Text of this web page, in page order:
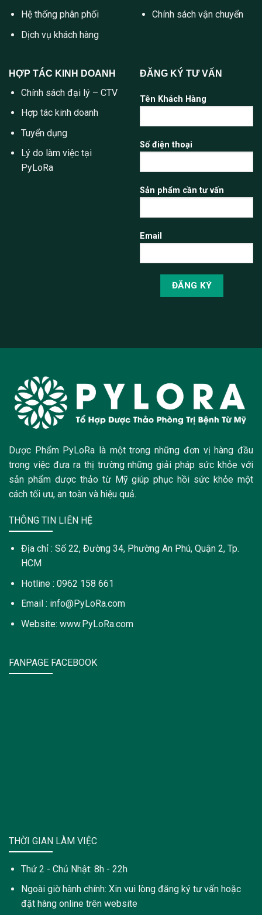
Hệ thống phân phối
Dịch vụ khách hàng
Chính sách vận chuyển
HỢP TÁC KINH DOANH
Chính sách đại lý – CTV
Hợp tác kinh doanh
Tuyển dụng
Lý do làm việc tại
PyLoRa
ĐĂNG KÝ TƯ VẤN
Tên Khách Hàng
Số điện thoại
Sản phẩm cần tư vấn
Email
Dược Phẩm PyLoRa là một trong những đơn vị hàng đầu
trong việc đưa ra thị trường những giải pháp sức khỏe với
sản phẩm dược thảo từ Mỹ giúp phục hồi sức khỏe một
cách tối ưu, an toàn và hiệu quả.
THÔNG TIN LIÊN HỆ
Địa chỉ : Số 22, Đường 34, Phường An Phú, Quận 2, Tp.
HCM
Hotline : 0962 158 661
Email : info@PyLoRa.com
Website: www.PyLoRa.com
FANPAGE FACEBOOK
THỜI GIAN LÀM VIỆC
Thứ 2 - Chủ Nhật: 8h - 22h
Ngoài giờ hành chính: Xin vui lòng đăng ký tư vấn hoặc
đặt hàng online trên website